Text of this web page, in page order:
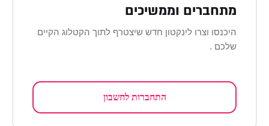
מתחברים וממשיכים
היכנסו וצרו לינקטון חדש שיצטרף לתוך הקטלוג הקיים
שלכם .
התחברות לחשבון